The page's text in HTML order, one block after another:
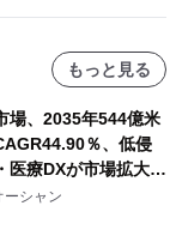
もっと見る
場、2035年544億米
％、低侵
医療DXが市場拡大を
ーシャン